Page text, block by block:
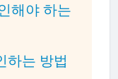
해야 하는
하는 방법